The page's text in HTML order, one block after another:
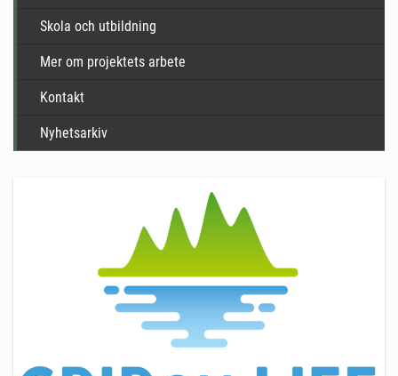
Skola och utbildning
Mer om projektets arbete
Kontakt
Nyhetsarkiv